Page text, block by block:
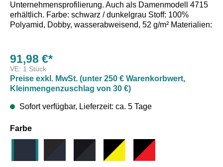
Unternehmensprofilierung. Auch als Damenmodell 4715
erhältlich. Farbe: schwarz / dunkelgrau Stoff: 100%
Polyamid, Dobby, wasserabweisend, 52 g/m² Materialien:
Funktionalität: Seiteneinsätze aus Stetchmaterial,
Oberkörper und Ärmel warm gefüttert Frontverschluss:
Reißverschluss aus Kunststoff, Windleiste innen Details:
Gute Oberﬂächen für Veredelung Abschluss: Elastischer
Bund, Ärmelbündchen mit Gummizug
91,98 €*
VE: 1 Stück
Preise exkl. MwSt. (unter 250 € Warenkorbwert,
Kleinmengenzuschlag von 30 €)
Sofort verfügbar, Lieferzeit: ca. 5 Tage
Farbeauswählen
Schwarz/Dunkel Marineblau
Schwarz/Dunkelgrau
Schwarz/Gelb